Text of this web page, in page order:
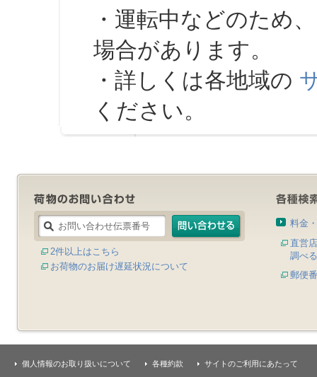
・運転中などのため
場合があります。
・詳しくは各地域の
ください。
2件以上はこちら
お荷物のお届け遅延状況について
料金
直営
調べる
郵便
個人情報のお取り扱いについて 各種約款 サイトのご利用にあたって